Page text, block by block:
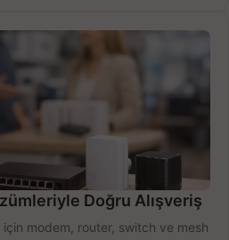
Doğru Alışveriş
modem, router, switch ve mesh